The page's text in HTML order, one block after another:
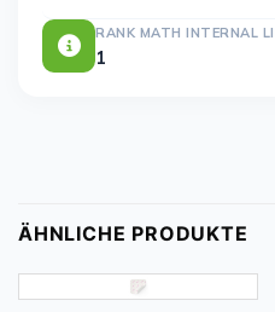
RANK MATH INTERNAL
1
ÄHNLICHE PRODUKTE